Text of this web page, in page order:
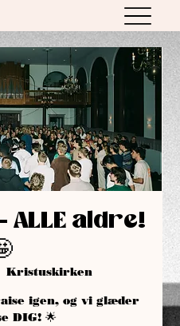
ALLE aldre!
Kristuskirken
igen, og vi glæder
DIG! 🌟